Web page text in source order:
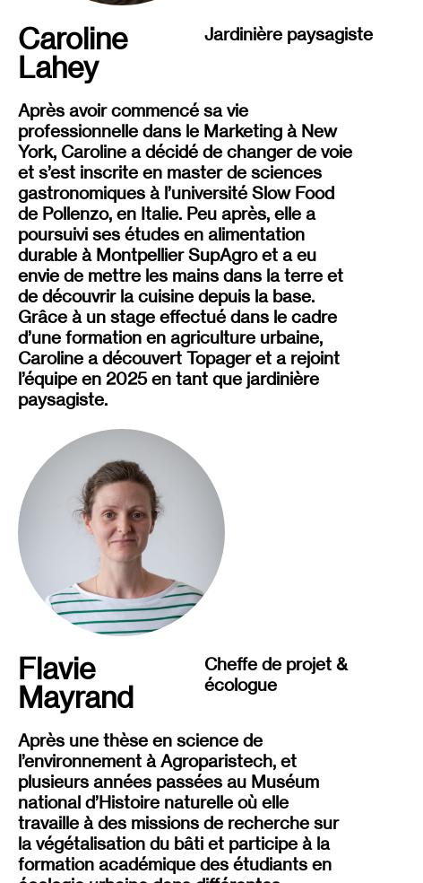
Caroline
Lahey
Jardinière paysagiste
Après avoir commencé sa vie
professionnelle dans le Marketing à New
York, Caroline a décidé de changer de voie
et s’est inscrite en master de sciences
gastronomiques à l’université Slow Food
de Pollenzo, en Italie. Peu après, elle a
poursuivi ses études en alimentation
durable à Montpellier SupAgro et a eu
envie de mettre les mains dans la terre et
de découvrir la cuisine depuis la base.
Grâce à un stage effectué dans le cadre
d’une formation en agriculture urbaine,
Caroline a découvert Topager et a rejoint
l’équipe en 2025 en tant que jardinière
paysagiste.
Flavie
Mayrand
Cheffe de projet &
écologue
Après une thèse en science de
l’environnement àAgroparistech, et
plusieurs années passées au Muséum
national d’Histoire naturelle où elle
travaille à des missions de recherchesur
la végétalisation du bâti et participe à la
formationacadémiquedes étudiants en